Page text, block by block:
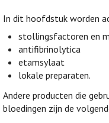
In dit hoofdstuk worden
stollingsfactoren en
antifibrinolytica
etamsylaat
lokale preparaten.
Andere producten die
bloedingen zijn de